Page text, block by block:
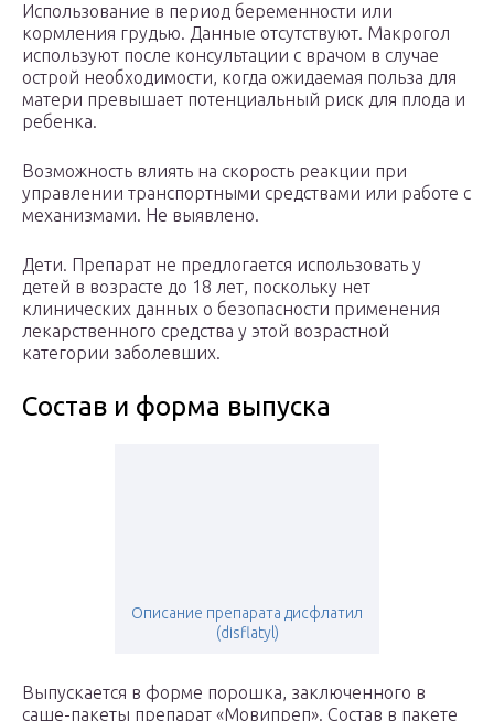
Использование в период беременности или
кормления грудью. Данные отсутствуют. Макрогол
используют после консультации с врачом в случае
острой необходимости, когда ожидаемая польза для
матери превышает потенциальный риск для плода и
ребенка.
Возможность влиять на скорость реакции при
управлении транспортными средствами или работе с
механизмами. Не выявлено.
Дети. Препарат не предлогается использовать у
детей в возрасте до 18 лет, поскольку нет
клинических данных о безопасности применения
лекарственного средства у этой возрастной
категории заболевших.
Состав и форма выпуска
Описание препарата дисфлатил
(disflatyl)
Выпускается в форме порошка, заключенного в
саше-пакеты препарат «Мовипреп». Состав в пакете